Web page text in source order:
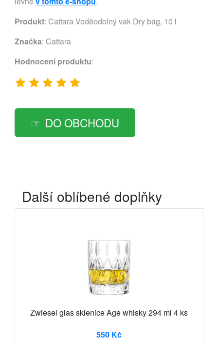
Produkt: Cattara Voděodolný vak Dry bag, 10 l
Značka: Cattara
Hodnocení produktu:
DO OBCHODU
Další oblíbené doplňky
Zwiesel glas sklenice Age whisky 294 ml 4 ks
550 Kč